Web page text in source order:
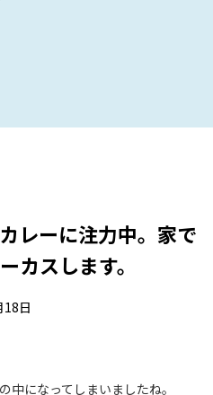
レーに注力中。家で
カスします。
18日
中になってしまいましたね。